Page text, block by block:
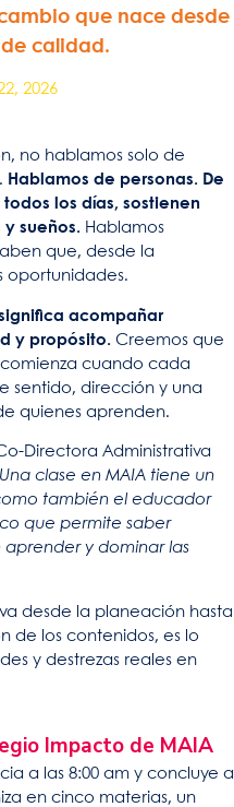
que nace desde
calidad.
2026
no hablamos solo de
Hablamos de personas. De
los días, sostienen
sueños. Hablamos
que, desde la
oportunidades.
acompañar
y propósito. Creemos que
cuando cada
sentido, dirección y una
quienes aprenden.
Directora Administrativa
clase en MAIA tiene un
también el educador
que permite saber
y dominar las
desde la planeación hasta
de los contenidos, es lo
y destrezas reales en
Impacto de MAIA
a las 8:00 am y concluye a
en cinco materias, un